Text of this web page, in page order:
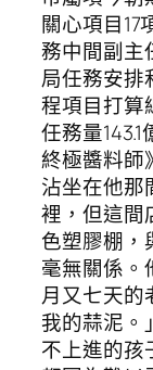
關心項目17
務中間副主
局任務安排
程項目打算
任務量
終極醬料師
沾坐在他那
裡，但這間
色塑膠棚，
毫無關係。
月又七天的
我的蒜泥。
不上進的孩